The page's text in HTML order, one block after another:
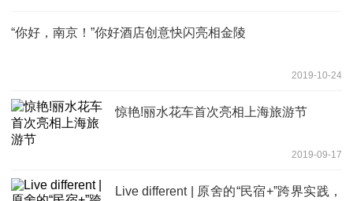
“你好，南京！”你好酒店创意快闪亮相金陵
2019-10-24
惊艳!丽水花车首次亮相上海旅游节
2019-09-17
Live different | 原舍的“民宿+”跨界实践，